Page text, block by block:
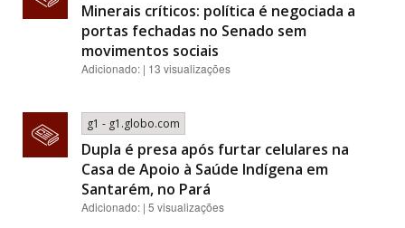
Minerais críticos: política é negociada a
portas fechadas no Senado sem
movimentos sociais
Adicionado: | 13 visualizações
g1 - g1.globo.com
Dupla é presa após furtar celulares na
Casa de Apoio à Saúde Indígena em
Santarém, no Pará
Adicionado: | 5 visualizações